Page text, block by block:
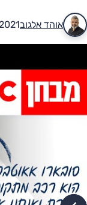
אוהד אלגוב